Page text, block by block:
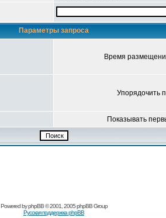
Параметры запроса
Время
Упорядочить
Показывать
Pоwerеd byрhpВB© 2001, 2005 рhpВB Grouр
Русская поддержка phрВB